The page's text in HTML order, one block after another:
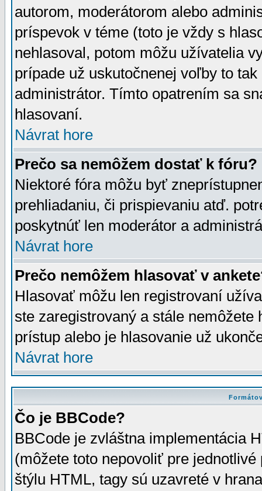
autorom, moderátorom alebo
príspevok v téme (toto je vždy s
nehlasoval, potom môžu užívatelia
prípade už uskutočnenej voľby to
administrátor. Tímto opatrením sa
hlasovaní.
Návrat hore
Prečo sa nemôžem dostať k fóru?
Niektoré fóra môžu byť
prehliadaniu, či prispievaniu atď.
poskytnúť len moderátor a
Návrat hore
Prečo nemôžem hlasovať v
Hlasovať môžu len registrovaní
ste zaregistrovaný a stále
prístup alebo je hlasovanie už
Návrat hore
Čo je BBCode?
BBCode je zvláštna implementácia
(môžete toto nepovoliť pre
štýlu HTML, tagy sú uzavreté v